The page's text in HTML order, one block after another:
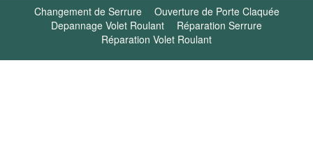
Changement de Serrure
Ouverture de Porte Claquée
Depannage Volet Roulant
Réparation Serrure
Réparation Volet Roulant